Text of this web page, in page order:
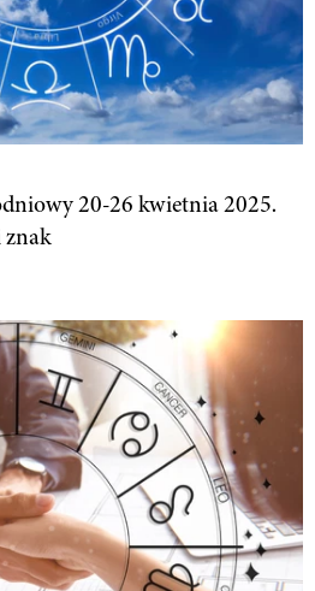
20-26 kwietnia 2025.
znak